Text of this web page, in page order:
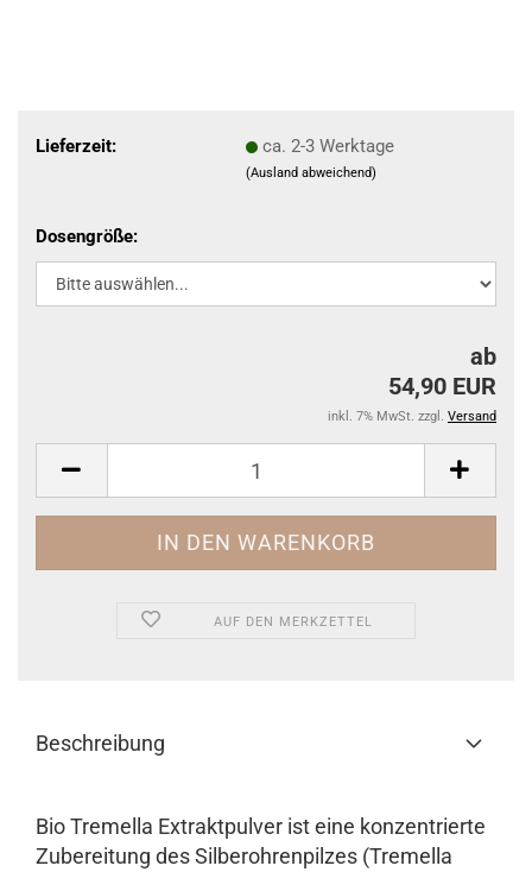
Lieferzeit: ca. 2-3 Werktage
(Ausland abweichend)
Dosengröße:
ab
54,90 EUR
inkl. 7% MwSt. zzgl. Versand
AUF DEN MERKZETTEL
Beschreibung
Bio Tremella Extraktpulver ist eine konzentrierte
Zubereitung des Silberohrenpilzes (Tremella